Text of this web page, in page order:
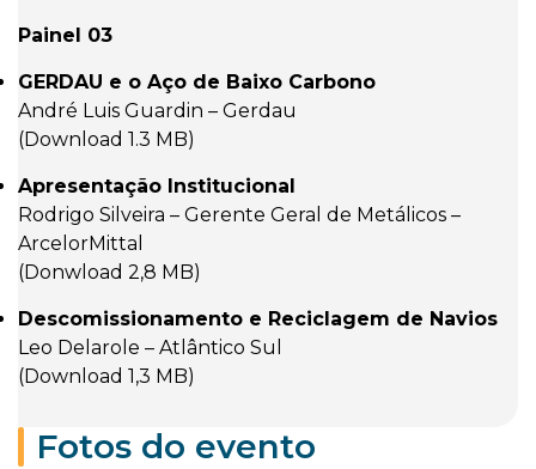
Painel 03
GERDAU e o Aço de Baixo Carbono
André Luis Guardin – Gerdau
(Download 1.3 MB)
Apresentação Institucional
Rodrigo Silveira – Gerente Geral de Metálicos –
ArcelorMittal
(Donwload 2,8 MB)
Descomissionamento e Reciclagem de Navios
Leo Delarole – Atlântico Sul
(Download 1,3 MB)
Fotos do evento